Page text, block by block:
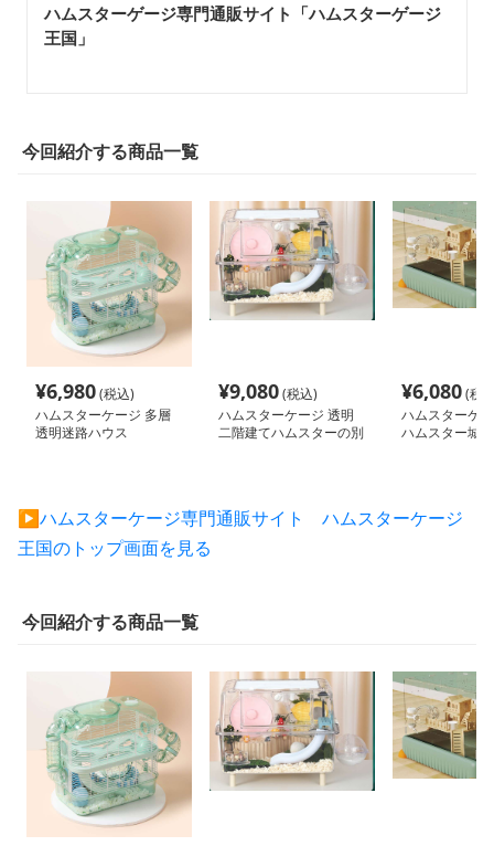
ハムスターゲージ専門通販サイト「ハムスターゲージ
王国」
今回紹介する商品一覧
¥6,980(税込)
ハムスターケージ 多層
透明迷路ハウス
¥9,080(税込)
ハムスターケージ 透明
二階建てハムスターの別
¥6,080(税
ハムスターケ
ハムスター城
▶︎ハムスターケージ専門通販サイト ハムスターケージ
王国のトップ画面を見る
今回紹介する商品一覧